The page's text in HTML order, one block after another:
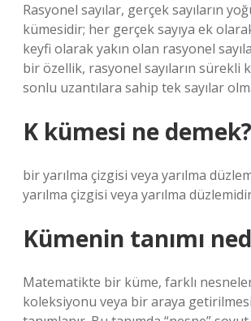
Rasyonel sayılar, gerçek sayıların
kümesidir; her gerçek sayıya ek
keyfi olarak yakın olan rasyonel
bir özellik, rasyonel sayıların sürekli
sonlu uzantılara sahip tek sayılar
K kümesi ne demek?
bir yarılma çizgisi veya yarılma
yarılma çizgisi veya yarılma
Kümenin tanımı
Matematikte bir küme, farklı
koleksiyonu veya bir araya